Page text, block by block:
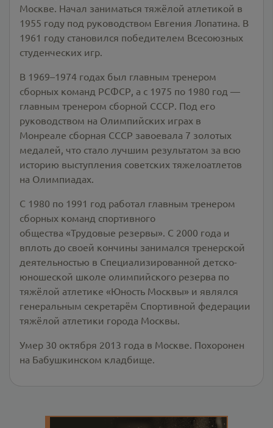
Москве. Начал заниматься тяжёлой атлетикой в
1955 году под руководством Евгения Лопатина. В
1961 году становился победителем Всесоюзных
студенческих игр.
В 1969–1974 годах был главным тренером
сборных команд РСФСР, а с 1975 по 1980 год —
главным тренером сборной СССР. Под его
руководством на Олимпийских играх в
Монреале сборная СССР завоевала 7 золотых
медалей, что стало лучшим результатом за всю
историю выступления советских тяжелоатлетов
на Олимпиадах.
С 1980 по 1991 год работал главным тренером
сборных команд спортивного
общества «Трудовые резервы». С 2000 года и
вплоть до своей кончины занимался тренерской
деятельностью в Специализированной детско-
юношеской школе олимпийского резерва по
тяжёлой атлетике «Юность Москвы» и являлся
генеральным секретарём Спортивной федерации
тяжёлой атлетики города Москвы.
Умер 30 октября 2013 года в Москве. Похоронен
на Бабушкинском кладбище.